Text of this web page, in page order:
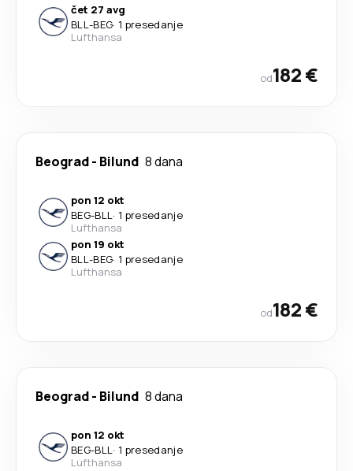
čet 27 avg
BLL-BEG· 1 presedanje
Lufthansa
od182 €
Beograd- Bilund 8 dana
pon 12 okt
BEG-BLL· 1 presedanje
Lufthansa
pon 19 okt
BLL-BEG· 1 presedanje
Lufthansa
od182 €
Beograd- Bilund 8 dana
pon 12 okt
BEG-BLL· 1 presedanje
Lufthansa